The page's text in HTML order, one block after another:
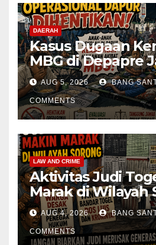
DAERAH
Kasus Dugaan
MBG di Depapre
Aktivis Papua
Operasional
Dihentikan &
Menyeluruh
AUG 5, 2026 BANG
COMMENTS
LAW AND CRIME
Aktivitas Judi
Marak di Wilayah
Warga Desak
Tangkap Bandar
Kroninya
AUG 4, 2026 BANG
COMMENTS